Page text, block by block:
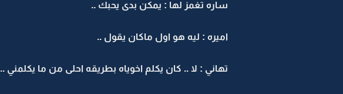
ساره تغمز لها : يمكن بدى يحبك ..
اميره : ليه هو اول ماكان يقول ..
تهاني : لا .. كان يكلم اخوياه بطريقه احلى من ما يكلمني ..